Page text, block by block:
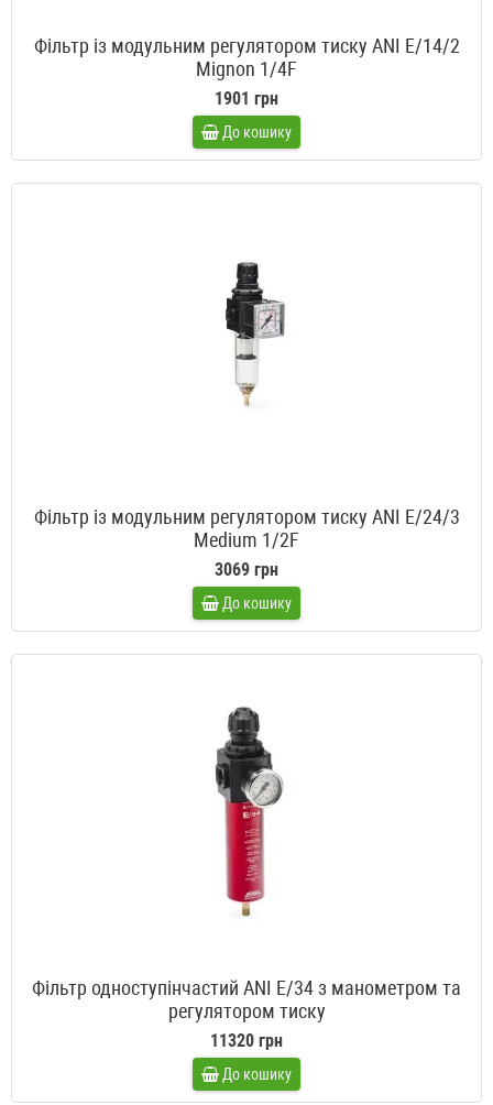
Фільтр із модульним регулятором тиску ANI E/14/2
Mignon 1/4F
1901 грн
До кошику
Фільтр із модульним регулятором тиску ANI E/24/3
Medium 1/2F
3069 грн
До кошику
Фільтр одноступінчастий ANI E/34 з манометром та
регулятором тиску
11320 грн
До кошику